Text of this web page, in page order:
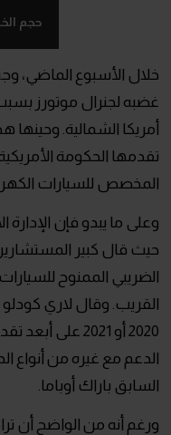
حجم
خلال الأسبوع الماضي،
غضبه لجنرال موتورز
أمريكا الشمالية. وحينها
تقدمها الحكومة
المخصص للسيارات
وعلى ما يبدو فإن الإدارة
حيث قال كبير
الضريبي الممنوح
القريب. وقال لاري
2020 أو 2021
الدعم مع غيره من أنواع
السابق باراك أوباما.
ورغم أنه من الواضح أن